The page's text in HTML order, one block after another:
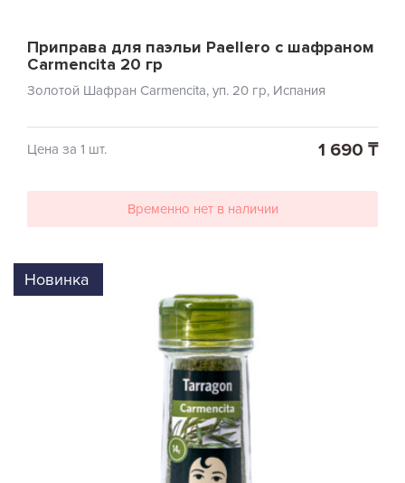
Приправа для паэльи Paellero с шафраном
Carmencita 20 гр
Золотой Шафран Carmencita, уп. 20 гр, Испания
Цена за 1 шт. 1 690 ₸
Временно нет в наличии
Новинка